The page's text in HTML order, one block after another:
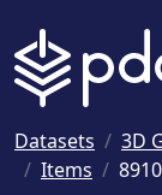
Datasets 3D
Items